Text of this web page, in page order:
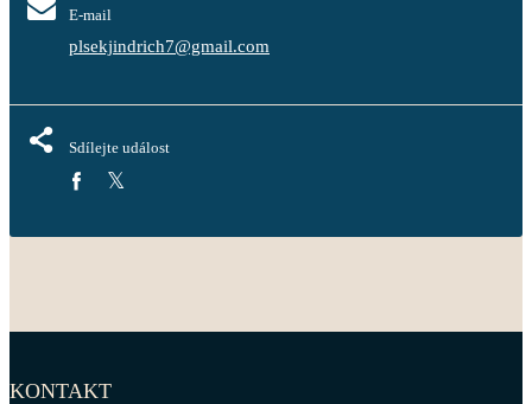
E-mail
plsekjindrich7@gmail.com
Sdílejte událost
KONTAKT